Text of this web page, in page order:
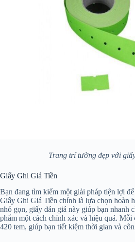
Trang trí tường đẹp với
Giấy Ghi Giá Tiền
Bạn đang tìm kiếm một giải pháp tiện lợi
Giấy Ghi Giá Tiền chính là lựa chọn hoàn
nhỏ gọn, giấy dán giá này giúp bạn nhanh
phẩm một cách chính xác và hiệu quả.
420 tem, giúp bạn tiết kiệm thời gian và